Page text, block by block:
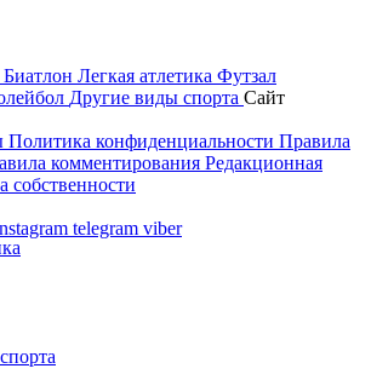
Биатлон Легкая атлетика Футзал
Другие виды спорта Сайт
Политика конфиденциальности Правила
комментирования Редакционная
собственности
telegram viber